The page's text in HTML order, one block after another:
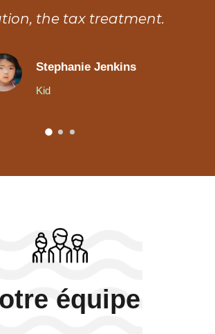
the tax treatment.
Stephanie Jenkins
Kid
équipe